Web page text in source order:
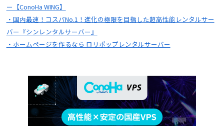
ー【ConoHa WING】
・国内最速！コスパNo.1！進化の極限を目指した超高性能レンタルサー
バー『シンレンタルサーバー』
・ホームページを作るなら ロリポップレンタルサーバー